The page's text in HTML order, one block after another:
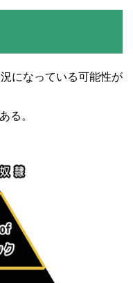
になっている可能性が
る。